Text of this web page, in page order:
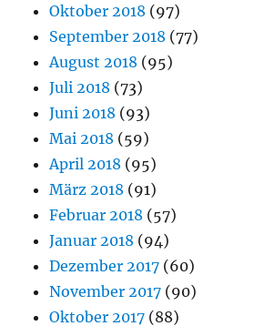
Oktober 2018 (97)
September 2018 (77)
August 2018 (95)
Juli 2018 (73)
Juni 2018 (93)
Mai 2018 (59)
April 2018 (95)
März 2018 (91)
Februar 2018 (57)
Januar 2018 (94)
Dezember 2017 (60)
November 2017 (90)
Oktober 2017 (88)